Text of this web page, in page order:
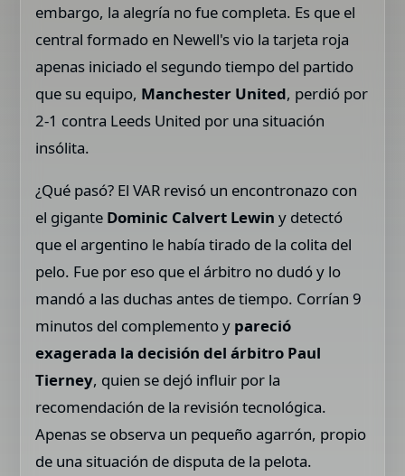
embargo, la alegría no fue completa. Es que el
central formado en Newell's vio la tarjeta roja
apenas iniciado el segundo tiempo del partido
que su equipo, Manchester United, perdió por
2-1 contra Leeds United por una situación
insólita.
¿Qué pasó? El VAR revisó un encontronazo con
el gigante Dominic Calvert Lewin y detectó
que el argentino le había tirado de la colita del
pelo. Fue por eso que el árbitro no dudó y lo
mandó a las duchas antes de tiempo. Corrían 9
minutos del complemento y pareció
exagerada la decisión del árbitro Paul
Tierney, quien se dejó influir por la
recomendación de la revisión tecnológica.
Apenas se observa un pequeño agarrón, propio
de una situación de disputa de la pelota.